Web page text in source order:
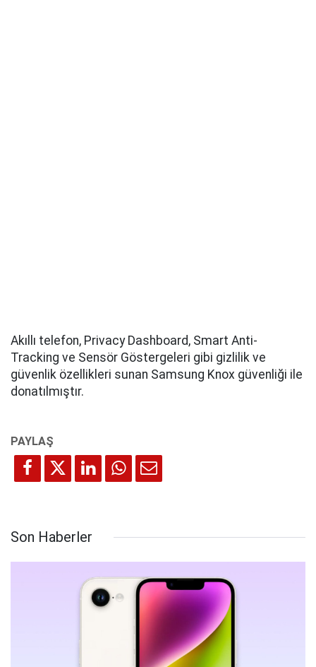
Akıllı telefon, Privacy Dashboard, Smart Anti-
Tracking ve Sensör Göstergeleri gibi gizlilik ve
güvenlik özellikleri sunan Samsung Knox güvenliği ile
donatılmıştır.
Son Haberler